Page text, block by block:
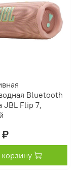
Bluetooth
JBL Flip 7,
₽